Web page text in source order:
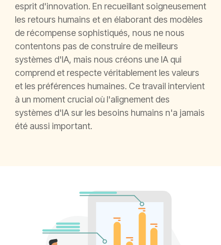
esprit d'innovation. En recueillant soigneusement
les retours humains et en élaborant des modèles
de récompense sophistiqués, nous ne nous
contentons pas de construire de meilleurs
systèmes d'IA, mais nous créons une IA qui
comprend et respecte véritablement les valeurs
et les préférences humaines. Ce travail intervient
à un moment crucial où l'alignement des
systèmes d'IA sur les besoins humains n'a jamais
été aussi important.